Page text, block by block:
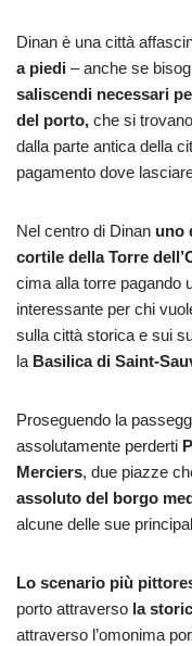
Dinan è una città
a piedi – anche se
saliscendi necessari
del porto, che si
dalla parte antica della
pagamento dove
Nel centro di Dinan uno
cortile della Torre
cima alla torre pagando
interessante per chi
sulla città storica e sui
la Basilica di Saint-
Proseguendo la
assolutamente perderti
Merciers, due piazze
assoluto del borgo
alcune delle sue
Lo scenario più
porto attraverso la
attraverso l’omonima